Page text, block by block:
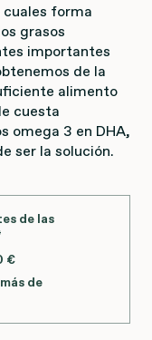
cuales forma
grasos
importantes
de la
alimento
cuesta
omega 3 en DHA,
ser la solución.
de las
€
de